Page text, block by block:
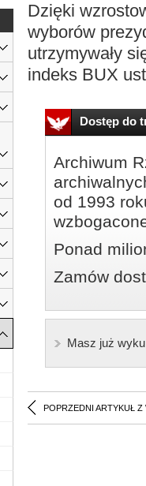
Dzięki
wyborów
utrzymywały
indeks BUX
Dostęp do
Archiwum
od 1993
Ponad
Zamów
Masz już
POPRZEDNI ARTYKUŁ Z